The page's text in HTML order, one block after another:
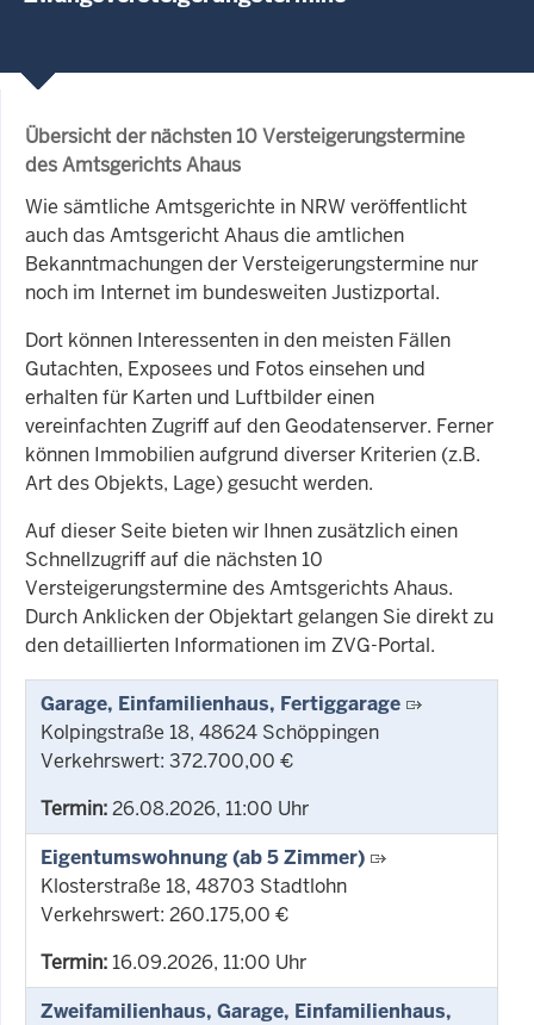
Übersicht der nächsten 10 Versteigerungstermine
des Amtsgerichts Ahaus
Wie sämtliche Amtsgerichte in NRW veröffentlicht
auch das Amtsgericht Ahaus die amtlichen
Bekanntmachungen der Versteigerungstermine nur
noch im Internet im bundesweiten Justizportal.
Dort können Interessenten in den meisten Fällen
Gutachten, Exposees und Fotos einsehen und
erhalten für Karten und Luftbilder einen
vereinfachten Zugriff auf den Geodatenserver. Ferner
können Immobilien aufgrund diverser Kriterien (z.B.
Art des Objekts, Lage) gesucht werden.
Auf dieser Seite bieten wir Ihnen zusätzlich einen
Schnellzugriff auf die nächsten 10
Versteigerungstermine des Amtsgerichts Ahaus.
Durch Anklicken der Objektart gelangen Sie direkt zu
den detaillierten Informationen im ZVG-Portal.
Garage, Einfamilienhaus, Fertiggarage
Kolpingstraße 18, 48624 Schöppingen
Verkehrswert: 372.700,00 €
Termin:26.08.2026, 11:00 Uhr
Eigentumswohnung (ab 5 Zimmer)
Klosterstraße 18, 48703 Stadtlohn
Verkehrswert: 260.175,00 €
Termin:16.09.2026, 11:00 Uhr
Zweifamilienhaus, Garage, Einfamilienhaus,